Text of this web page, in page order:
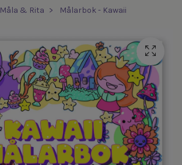
Måla & Rita Målarbok - Kawaii